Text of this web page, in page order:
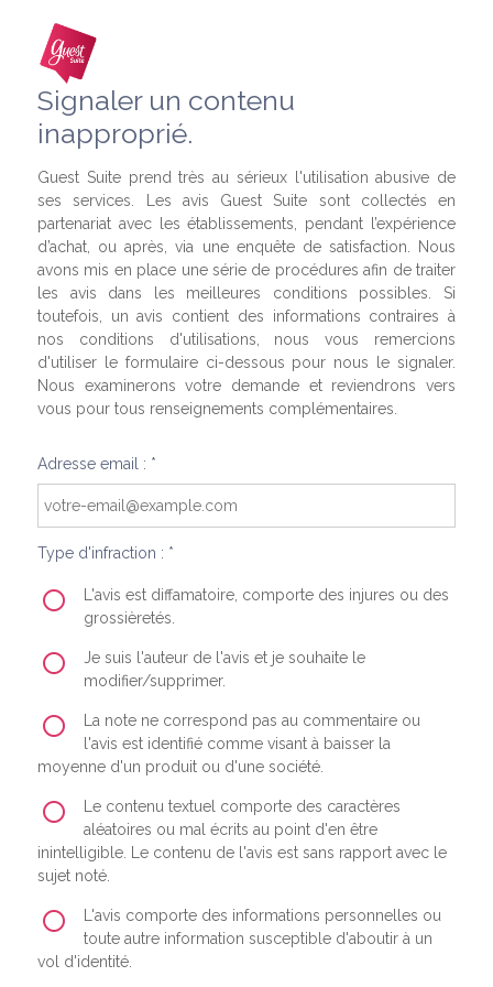
Signaler un contenu
inapproprié.
Guest Suite prend très au sérieux l'utilisation abusive de
ses services. Les avis Guest Suite sont collectés en
partenariat avec les établissements, pendant l’expérience
d’achat, ou après, via une enquête de satisfaction. Nous
avons mis en place une série de procédures afin de traiter
les avis dans les meilleures conditions possibles. Si
toutefois, un avis contient des informations contraires à
nos conditions d'utilisations, nous vous remercions
d'utiliser le formulaire ci-dessous pour nous le signaler.
Nous examinerons votre demande et reviendrons vers
vous pour tous renseignements complémentaires.
Adresse email : *
Type d'infraction : *
L'avis est diffamatoire, comporte des injures ou des
grossièretés.
Je suis l'auteur de l'avis et je souhaite le
modifier/supprimer.
La note ne correspond pas au commentaire ou
l'avis est identifié comme visant à baisser la
moyenne d'un produit ou d'une société.
Le contenu textuel comporte des caractères
aléatoires ou mal écrits au point d'en être
inintelligible. Le contenu de l'avis est sans rapport avec le
sujet noté.
L'avis comporte des informations personnelles ou
toute autre information susceptible d'aboutir à un
vol d'identité.